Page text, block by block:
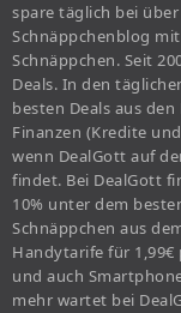
spare täglich bei
Schnäppchenblog
Schnäppchen. Seit
Deals. In den
besten Deals aus
Finanzen (Kredite
wenn DealGott auf
findet. Bei DealGott
10% unter dem
Schnäppchen aus
Handytarife für
und auch
mehr wartet bei